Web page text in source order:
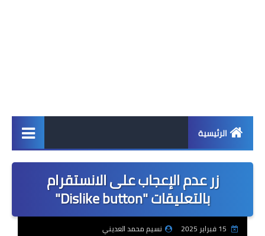
الرئيسية
اخبار
ابل
اندرويد
زر عدم الإعجاب على الانستقرام
بالتعليقات "Dislike button"
نسيم محمد العديني